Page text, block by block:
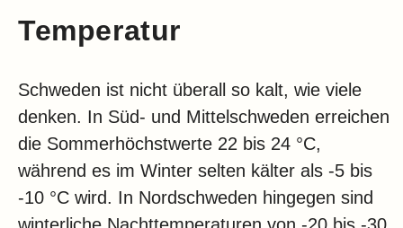
Temperatur
Schweden ist nicht überall so kalt, wie viele
denken. In Süd- und Mittelschweden erreichen
die Sommerhöchstwerte 22 bis 24 °C,
während es im Winter selten kälter als -5 bis
-10 °C wird. In Nordschweden hingegen sind